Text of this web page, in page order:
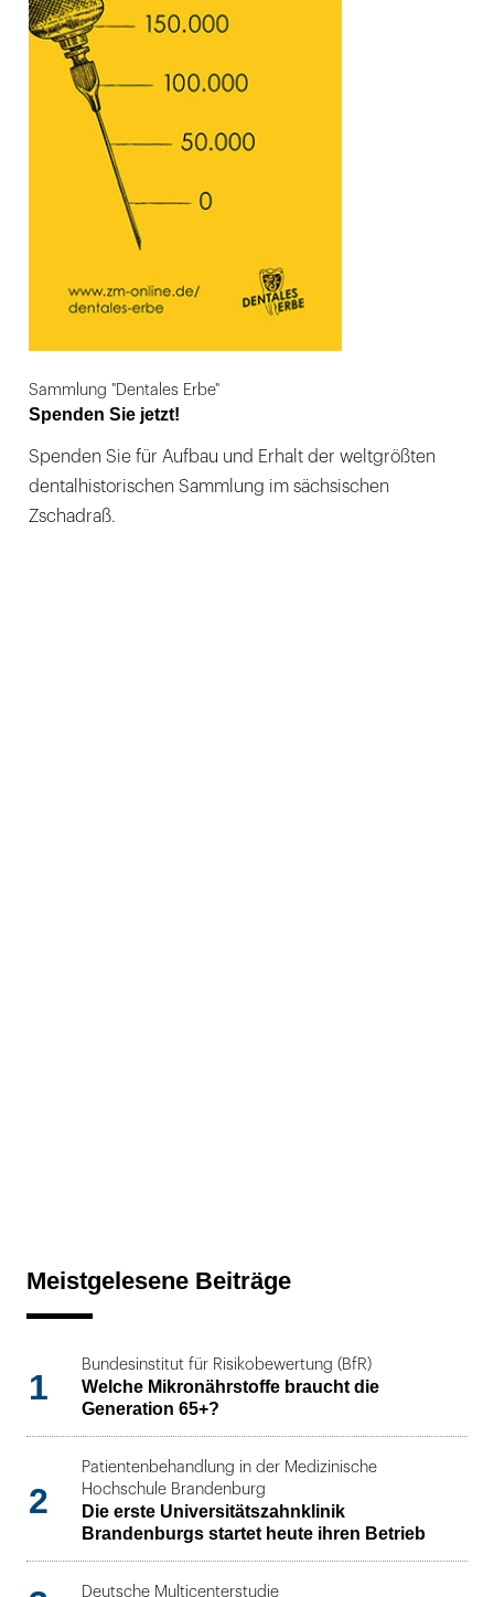
Sammlung "Dentales Erbe"
Spenden Sie jetzt!
Spenden Sie für Aufbau und Erhalt der weltgrößten
dentalhistorischen Sammlung im sächsischen
Zschadraß.
Meistgelesene Beiträge
1
Bundesinstitut für Risikobewertung (BfR)
Welche Mikronährstoffe braucht die
Generation 65+?
2
Patientenbehandlung in der Medizinische
Hochschule Brandenburg
Die erste Universitätszahnklinik
Brandenburgs startet heute ihren Betrieb
Deutsche Multicenterstudie